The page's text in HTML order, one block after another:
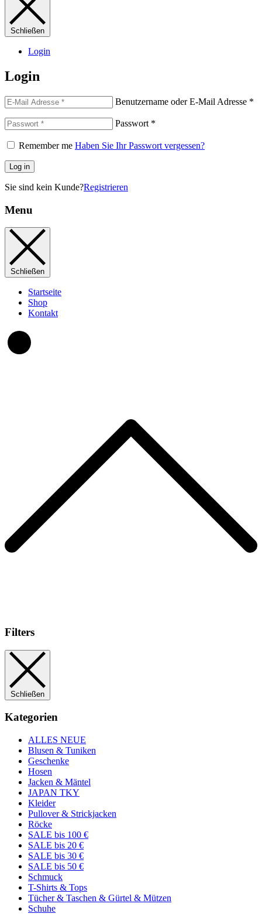
Schließen
Login
Login
Benutzername oder E-Mail Adresse *
Passwort *
Remember me Haben Sie Ihr Passwort vergessen?
Log in
Sie sind kein Kunde?Registrieren
Menu
Schließen
Startseite
Shop
Kontakt
Filters
Schließen
Kategorien
ALLES NEUE
Blusen & Tuniken
Geschenke
Hosen
Jacken & Mäntel
JAPAN TKY
Kleider
Pullover & Strickjacken
Röcke
SALE bis 100 €
SALE bis 20 €
SALE bis 30 €
SALE bis 50 €
Schmuck
T-Shirts & Tops
Tücher & Taschen & Gürtel & Mützen
Schuhe